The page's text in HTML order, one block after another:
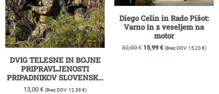
DVIG TELESNE IN BOJNE
PRIPRAVLJENOSTI
PRIPADNIKOV SLOVENSKE
VOJSKE
13,00€ (Brez DDV:12,38€)
Diego Celin in Rado Pišot:
Varno in z veseljem na
motor
32,00€ 15,99 € (Brez DDV:15,23 €)